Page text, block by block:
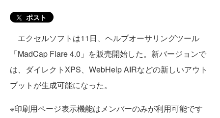
ポスト
エクセルソフトは11日、ヘルプオーサリングツール
「MadCap Flare 4.0」を販売開始した。新バージョンで
は、ダイレクトXPS、WebHelp AIRなどの新しいアウト
プットが生成可能になった。
※印刷用ページ表示機能はメンバーのみが利用可能です